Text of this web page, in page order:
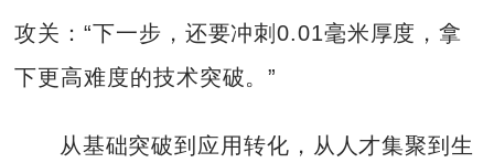
攻关：“下一步，还要冲刺0.01毫米厚度，拿
下更高难度的技术突破。”
从基础突破到应用转化，从人才集聚到生